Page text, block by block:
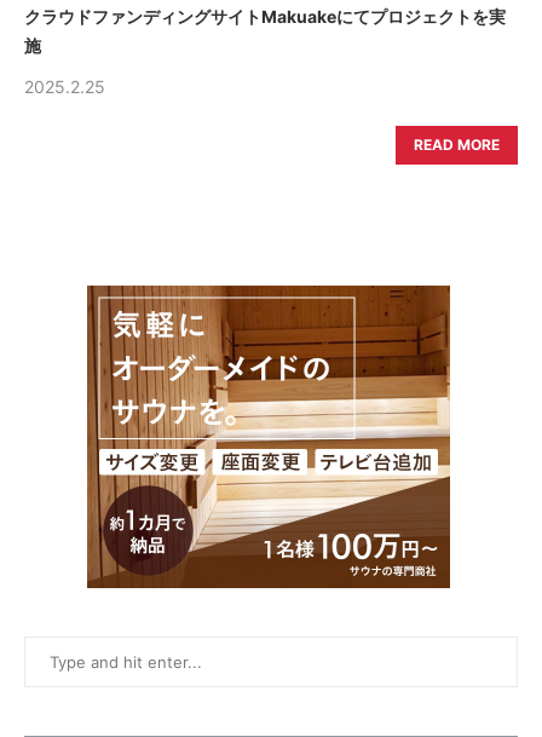
クラウドファンディングサイトMakuakeにてプロジェクトを実
施
2025.2.25
READ MORE